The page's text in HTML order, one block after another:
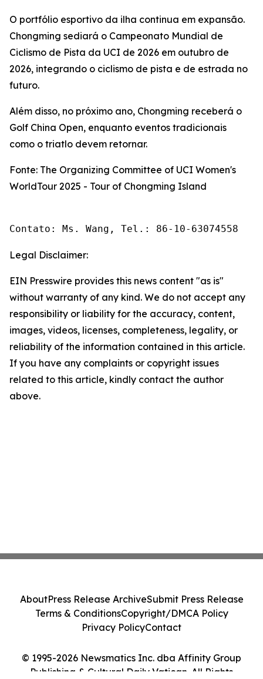
O portfólio esportivo da ilha continua em expansão.
Chongming sediará o Campeonato Mundial de
Ciclismo de Pista da UCI de 2026 em outubro de
2026, integrando o ciclismo de pista e de estrada no
futuro.
Além disso, no próximo ano, Chongming receberá o
Golf China Open, enquanto eventos tradicionais
como o triatlo devem retornar.
Fonte: The Organizing Committee of UCI Women's
WorldTour 2025 - Tour of Chongming Island
Contato: Ms. Wang, Tel.: 86-10-63074558
Legal Disclaimer:
EIN Presswire provides this news content "as is"
without warranty of any kind. We do not accept any
responsibility or liability for the accuracy, content,
images, videos, licenses, completeness, legality, or
reliability of the information contained in this article.
If you have any complaints or copyright issues
related to this article, kindly contact the author
above.
© 1995-2026 Newsmatics Inc. dba Affinity Group
Publishing & Cultural Daily Vatican. All Rights
AboutPress Release ArchiveSubmit Press Release
Terms & ConditionsCopyright/DMCA Policy
Privacy PolicyContact